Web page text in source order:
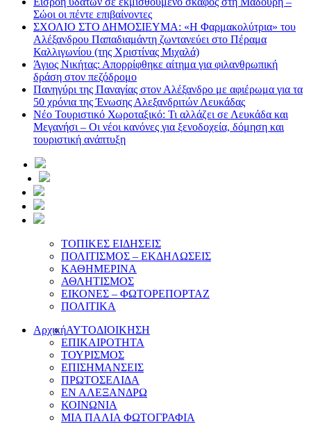
Σώοι οι πέντε επιβαίνοντες
ΣΧΟΛΙΟ ΣΤΟ ΔΗΜΟΣΙΕΥΜΑ: «Η Φαρμακολύτρια» του
Αλέξανδρου Παπαδιαμάντη ζωντανεύει στο Πέραμα
Καλλιγωνίου (της Χριστίνας Μιχαλά)
Άγιος Νικήτας: Απορρίφθηκε αίτημα για φιλανθρωπική
δράση στον πεζόδρομο
Πανηγύρι της Παναγίας στον Αλέξανδρο με αφιέρωμα για τα
50 χρόνια της Ένωσης Αλεξανδριτών Λευκάδας
Νέο Τουριστικό Χωροταξικό: Τι αλλάζει σε Λευκάδα και
Μεγανήσι – Οι νέοι κανόνες για ξενοδοχεία, δόμηση και
τουριστική ανάπτυξη
ΤΟΠΙΚΕΣ ΕΙΔΗΣΕΙΣ
ΠΟΛΙΤΙΣΜΟΣ – ΕΚΔΗΛΩΣΕΙΣ
ΚΑΘΗΜΕΡΙΝΑ
ΑΘΛΗΤΙΣΜΟΣ
ΕΙΚΟΝΕΣ – ΦΩΤΟΡΕΠΟΡΤΑΖ
ΠΟΛΙΤΙΚΑ
ΑρχικήΑΥΤΟΔΙΟΙΚΗΣΗ
ΕΠΙΚΑΙΡΟΤΗΤΑ
ΤΟΥΡΙΣΜΟΣ
ΕΠΙΣΗΜΑΝΣΕΙΣ
ΠΡΩΤΟΣΕΛΙΔΑ
ΕΝ ΑΛΕΞΑΝΔΡΩ
ΚΟΙΝΩΝΙΑ
ΜΙΑ ΠΑΛΙΑ ΦΩΤΟΓΡΑΦΙΑ